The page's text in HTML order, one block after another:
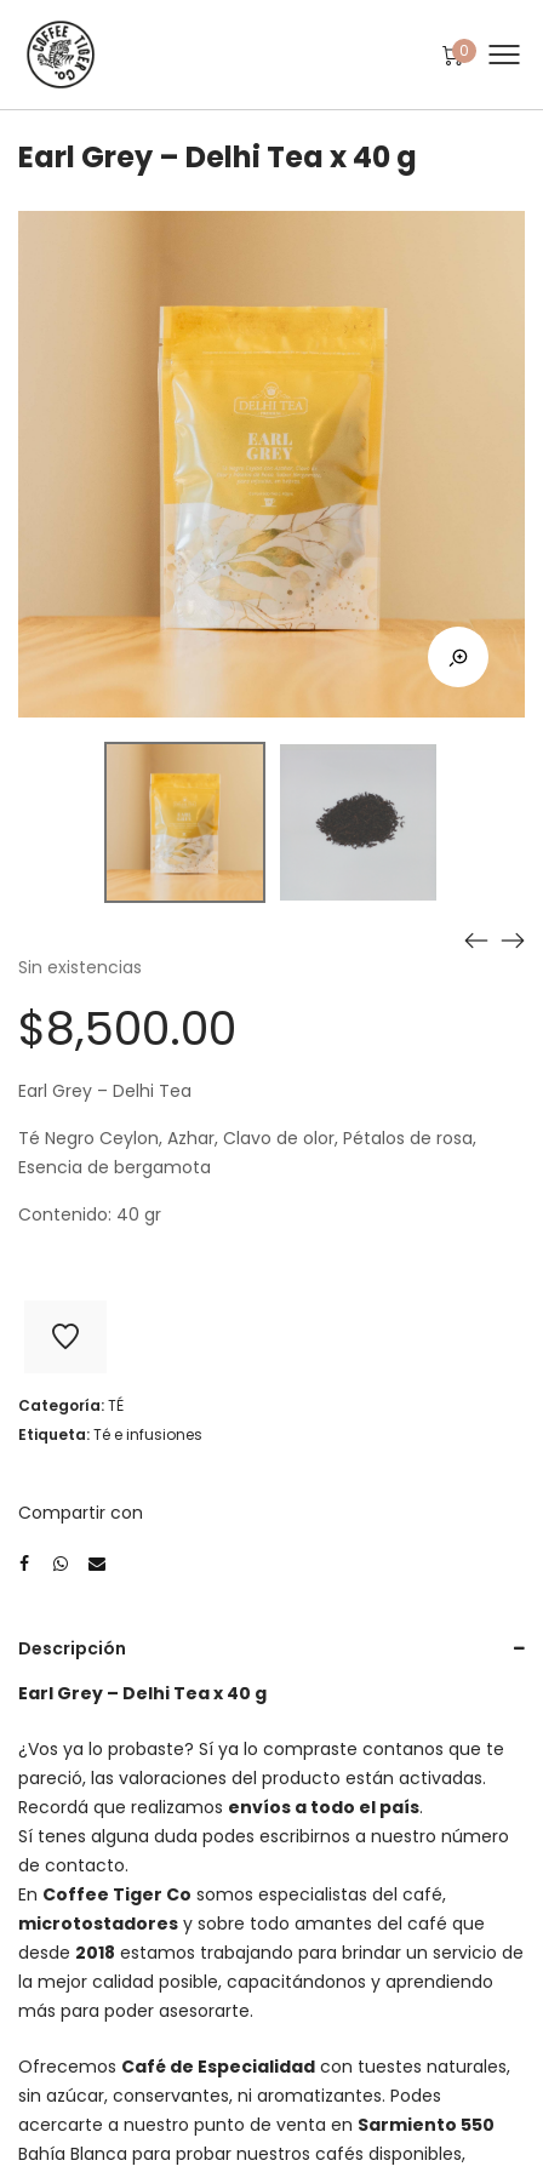
0
Earl Grey – Delhi Tea x 40 g
Sin existencias
$8,500.00
Earl Grey – Delhi Tea
Té Negro Ceylon, Azhar, Clavo de olor, Pétalos de rosa,
Esencia de bergamota
Contenido: 40 gr
Categoría:TÉ
Etiqueta:Té e infusiones
Compartir con
Descripción
Earl Grey – Delhi Tea x 40 g
¿Vos ya lo probaste? Sí ya lo compraste contanos que te
pareció, las valoraciones del producto están activadas.
Recordá que realizamos envíos a todo el país.
Sí tenes alguna duda podes escribirnos a nuestro número
de contacto.
En Coffee Tiger Co somos especialistas del café,
microtostadores y sobre todo amantes del café que
desde 2018 estamos trabajando para brindar un servicio de
la mejor calidad posible, capacitándonos y aprendiendo
más para poder asesorarte.
Ofrecemos Café de Especialidad con tuestes naturales,
sin azúcar, conservantes, ni aromatizantes. Podes
acercarte a nuestro punto de venta en Sarmiento 550
Bahía Blanca para probar nuestros cafés disponibles,